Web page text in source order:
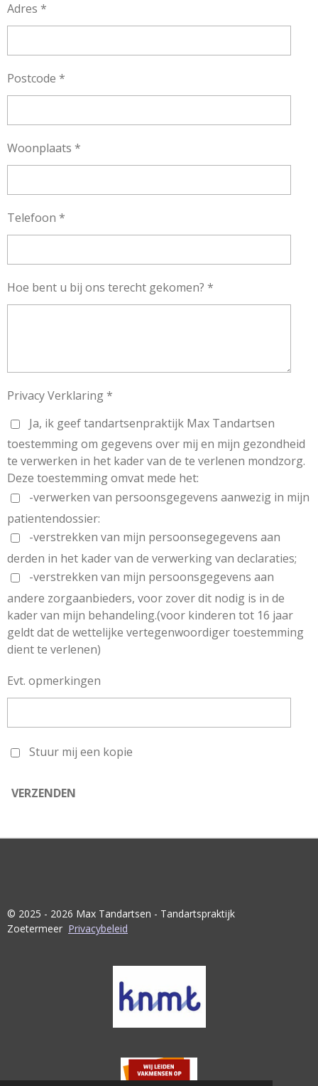
Adres *
Postcode *
Woonplaats *
Telefoon *
Hoe bent u bij ons terecht gekomen? *
Privacy Verklaring *
Ja, ik geef tandartsenpraktijk Max Tandartsen
toestemming om gegevens over mij en mijn gezondheid
te verwerken in het kader van de te verlenen mondzorg.
Deze toestemming omvat mede het:
-verwerken van persoonsgegevens aanwezig in mijn
patientendossier:
-verstrekken van mijn persoonsegegevens aan
derden in het kader van de verwerking van declaraties;
-verstrekken van mijn persoonsgegevens aan
andere zorgaanbieders, voor zover dit nodig is in de
kader van mijn behandeling.(voor kinderen tot 16 jaar
geldt dat de wettelijke vertegenwoordiger toestemming
dient te verlenen)
Evt. opmerkingen
Stuur mij een kopie
VERZENDEN
© 2025 - 2026 Max Tandartsen - Tandartspraktijk
Zoetermeer Privacybeleid